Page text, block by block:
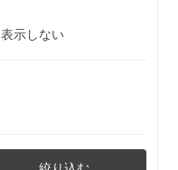
表示しない